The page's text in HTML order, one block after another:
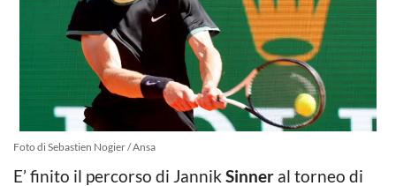
Foto di Sebastien Nogier / Ansa
E’ finito il percorso di Jannik Sinner al torneo di